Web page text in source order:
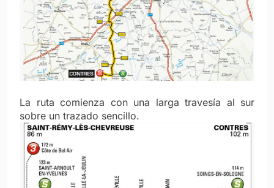
La ruta comienza con una larga travesía al sur
sobre un trazado sencillo.